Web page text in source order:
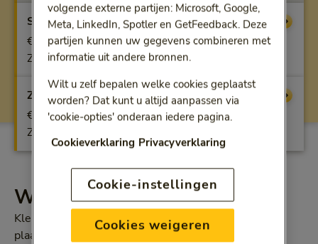
Superfit Vergoeding
€ 2.500 voor extra comfort, uit vergoeding
Ziekenhuisopname: extra luxe en comfort
Zorgplan Vergoeding
€ 2.500 voor extra comfort, uit vergoeding
Ziekenhuisopname: extra luxe en comfort
Wat u vergoed krijgt
Kleinere operaties en onderzoeken vinden meestal
plaats op de polikliniek van een ziekenhuis of in
volgende externe partijen: Microsoft, Google,
Meta, LinkedIn, Spotler en GetFeedback. Deze
partijen kunnen uw gegevens combineren met
informatie uit andere bronnen.
Wilt u zelf bepalen welke cookies geplaatst
worden? Dat kunt u altijd aanpassen via
'cookie-opties' onderaan iedere pagina.
Cookieverklaring Privacyverklaring
Cookie-instellingen
Cookies weigeren